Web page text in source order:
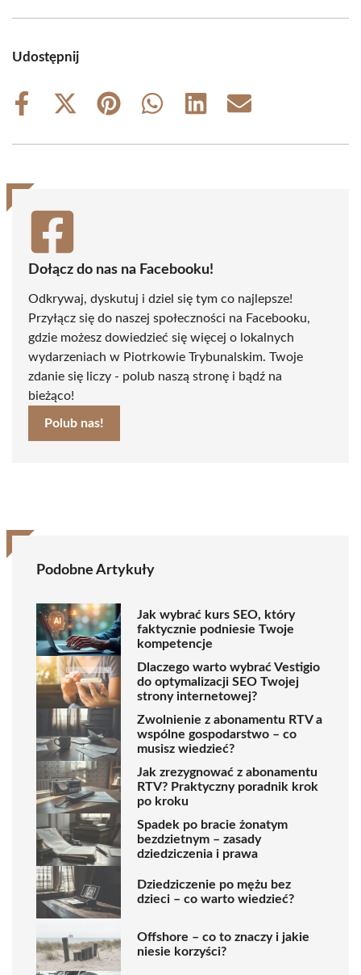
Udostępnij
Share
Share
(Twitter)
Share
Share
Share
Share
Dołącz do nas na Facebooku!
Odkrywaj, dyskutuj i dziel się tym co najlepsze!
Przyłącz się do naszej społeczności na Facebooku,
gdzie możesz dowiedzieć się więcej o lokalnych
wydarzeniach w Piotrkowie Trybunalskim. Twoje
zdanie się liczy - polub naszą stronę i bądź na
bieżąco!
Polub nas!
Podobne Artykuły
Jak wybrać kurs SEO, który
faktycznie podniesie Twoje
kompetencje
Dlaczego warto wybrać Vestigio
do optymalizacji SEO Twojej
strony internetowej?
Zwolnienie z abonamentu RTV a
wspólne gospodarstwo – co
musisz wiedzieć?
Jak zrezygnować z abonamentu
RTV? Praktyczny poradnik krok
po kroku
Spadek po bracie żonatym
bezdzietnym – zasady
dziedziczenia i prawa
Dziedziczenie po mężu bez
dzieci – co warto wiedzieć?
Offshore – co to znaczy i jakie
niesie korzyści?